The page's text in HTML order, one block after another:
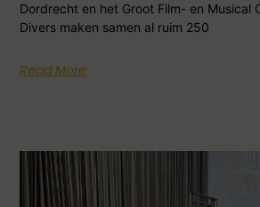
Dordrecht en het Groot Film- en Musical
Divers maken samen al ruim 250
Read More